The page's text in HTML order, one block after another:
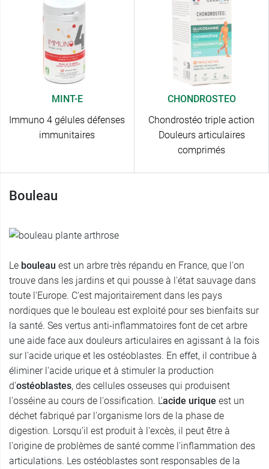
MINT-E
Immuno 4 gélules défenses
immunitaires
CHONDROSTEO
Chondrostéo triple action
Douleurs articulaires
comprimés
Bouleau
Le bouleau est un arbre très répandu en France, que l'on
trouve dans les jardins et qui pousse à l'état sauvage dans
toute l'Europe. C'est majoritairement dans les pays
nordiques que le bouleau est exploité pour ses bienfaits sur
la santé. Ses vertus anti-inflammatoires font de cet arbre
une aide face aux douleurs articulaires en agissant à la fois
sur l'acide urique et les ostéoblastes. En effet, il contribue à
éliminer l'acide urique et à stimuler la production
d'ostéoblastes, des cellules osseuses qui produisent
l'osséine au cours de l'ossification. L'acide urique est un
déchet fabriqué par l'organisme lors de la phase de
digestion. Lorsqu’il est produit à l'excès, il peut être à
l'origine de problèmes de santé comme l'inflammation des
articulations. Les ostéoblastes sont responsables de la